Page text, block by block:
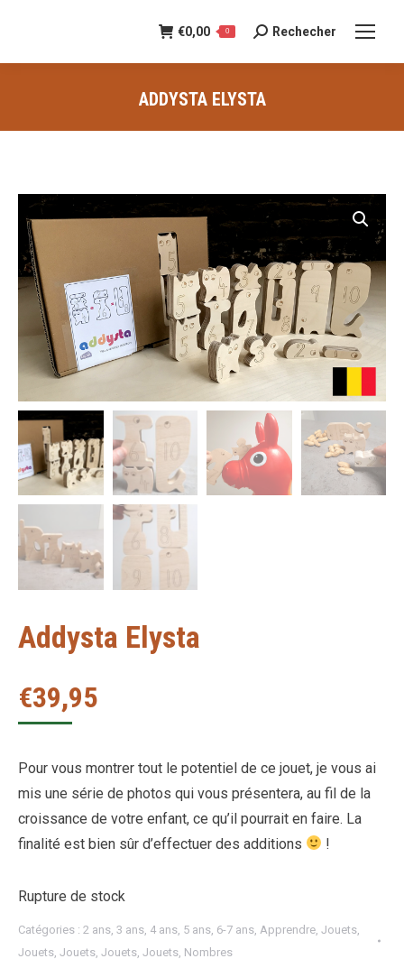
€0,00 0
Recherche
:
Rechecher
ADDYSTA ELYSTA
Addysta Elysta
€39,95
Pour vous montrer tout le potentiel de ce jouet, je vous ai
mis une série de photos qui vous présentera, au fil de la
croissance de votre enfant, ce qu’il pourrait en faire. La
finalité est bien sûr d’effectuer des additions
!
Rupture de stock
Catégories : 2 ans 3 ans 4 ans 5 ans 6-7 ans Apprendre Jouets
Jouets Jouets Jouets Jouets Nombres